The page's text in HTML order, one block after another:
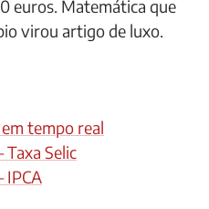
euros. Matemática que
virou artigo de luxo.
tempo real
Selic
IPCA